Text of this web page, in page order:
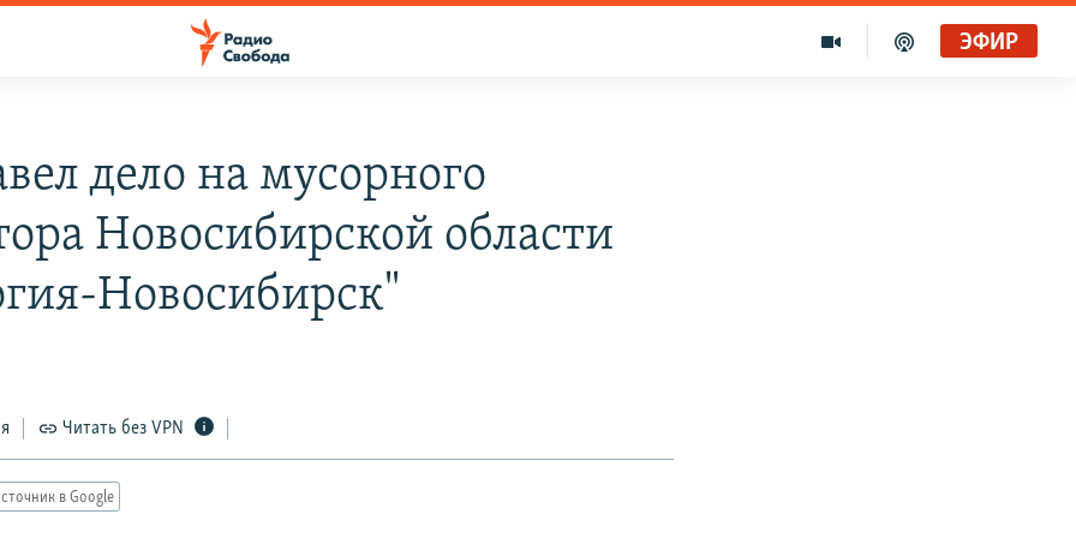
ЭФИР
дело на мусорного
Новосибирской области
Новосибирск"
Читать без VPN
в Google